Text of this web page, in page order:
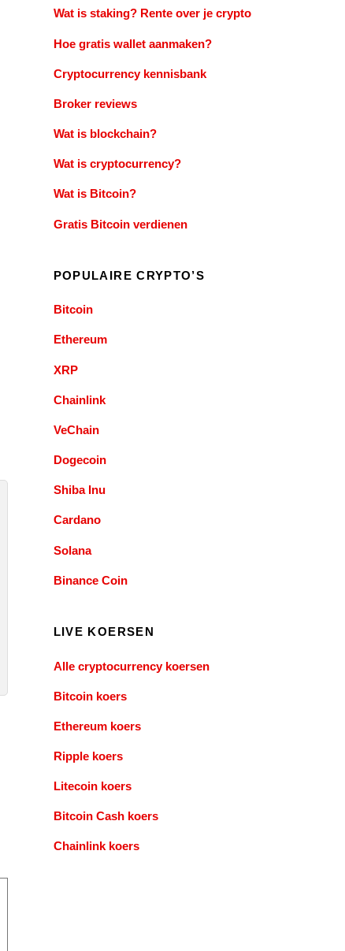
Wat is staking? Rente over je crypto
Hoe gratis wallet aanmaken?
Cryptocurrency kennisbank
Broker reviews
Wat is blockchain?
Wat is cryptocurrency?
Wat is Bitcoin?
Gratis Bitcoin verdienen
POPULAIRE CRYPTO’S
Bitcoin
Ethereum
XRP
Chainlink
VeChain
Dogecoin
Shiba Inu
Cardano
Solana
Binance Coin
LIVE KOERSEN
Alle cryptocurrency koersen
Bitcoin koers
Ethereum koers
Ripple koers
Litecoin koers
Bitcoin Cash koers
Chainlink koers